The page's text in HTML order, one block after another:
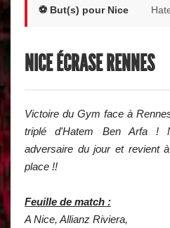
⚽ But(s) pour Nice
NICE ÉCRASE RENNES
Victoire du Gym face à
triplé d'Hatem Ben Arfa !
adversaire du jour et revient
place !!
Feuille de match :
A Nice, Allianz Riviera,